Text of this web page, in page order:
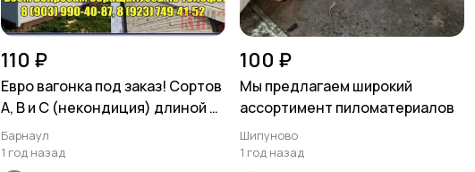
110 ₽
Евро вагонка под заказ! Сортов
А, В и С (некондиция) длиной 2
метра.
Барнаул
1 год назад
100 ₽
Мы предлагаем широкий
ассортимент пиломатериалов
Шипуново
1 год назад